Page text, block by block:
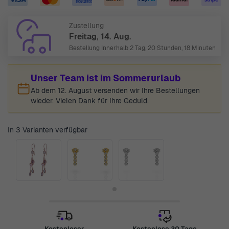
Zustellung
Freitag, 14. Aug.
Bestellung Innerhalb 2 Tag, 20 Stunden, 18 Minuten
Unser Team ist im Sommerurlaub
Ab dem 12. August versenden wir Ihre Bestellungen
wieder. Vielen Dank für Ihre Geduld.
In 3 Varianten verfügbar